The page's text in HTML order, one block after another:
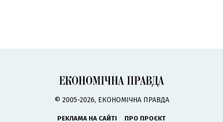
© 2005-2026, ЕКОНОМІЧНА ПРАВДА
РЕКЛАМА НА САЙТІ
ПРО ПРОЄКТ